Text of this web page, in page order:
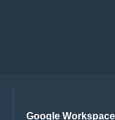
Google Workspace